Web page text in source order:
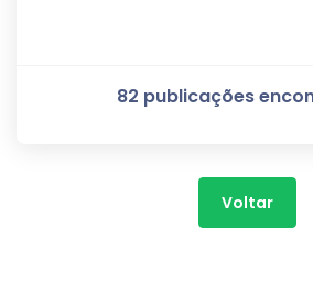
82 publicações
Voltar